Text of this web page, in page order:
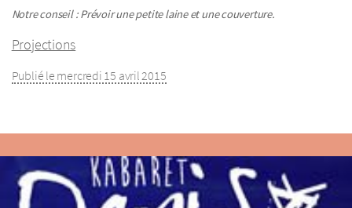
Notre conseil : Prévoir une petite laine et une couverture.
Projections
Publié le mercredi 15 avril 2015